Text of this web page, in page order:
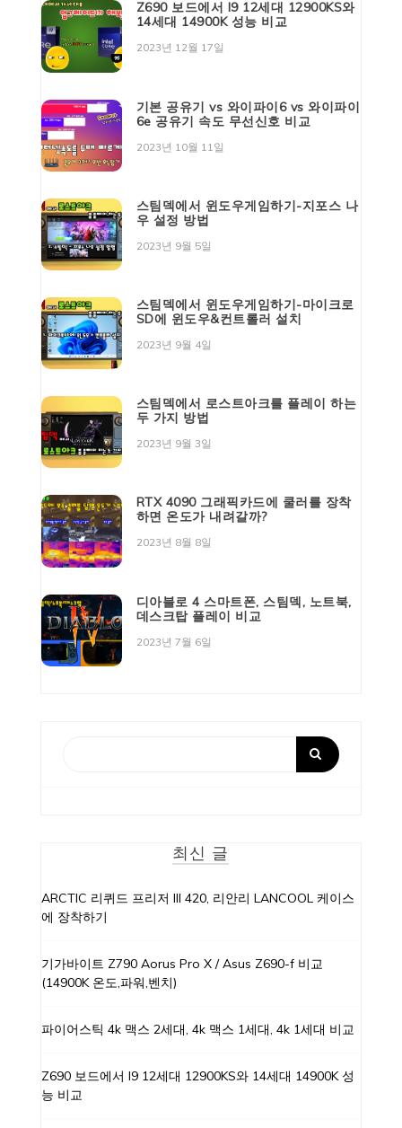
Z690 보드에서 I9 12세대 12900KS와
14세대 14900K 성능 비교
2023년 12월 17일
기본 공유기 vs 와이파이6 vs 와이파이
6e 공유기 속도 무선신호 비교
2023년 10월 11일
스팀덱에서 윈도우게임하기-지포스 나
우 설정 방법
2023년 9월 5일
스팀덱에서 윈도우게임하기-마이크로
SD에 윈도우&컨트롤러 설치
2023년 9월 4일
스팀덱에서 로스트아크를 플레이 하는
두 가지 방법
2023년 9월 3일
RTX 4090 그래픽카드에 쿨러를 장착
하면 온도가 내려갈까?
2023년 8월 8일
디아블로 4 스마트폰, 스팀덱, 노트북,
데스크탑 플레이 비교
2023년 7월 6일
최신 글
ARCTIC 리퀴드 프리저 III 420, 리안리 LANCOOL 케이스
에 장착하기
기가바이트 Z790 Aorus Pro X / Asus Z690-f 비교
(14900K 온도,파워,벤치)
파이어스틱 4k 맥스 2세대, 4k 맥스 1세대, 4k 1세대 비교
Z690 보드에서 I9 12세대 12900KS와 14세대 14900K 성
능 비교